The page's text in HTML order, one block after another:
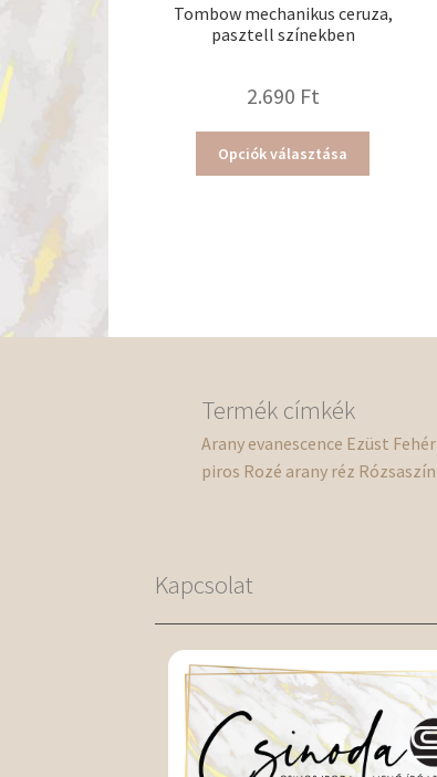
Tombow mechanikus ceruza,
pasztell színekben
2.690 Ft
Opciók választása
a
Termék címkék
Arany evanescence Ezüst Fehér
piros Rozé arany réz Rózsaszín
Kapcsolat